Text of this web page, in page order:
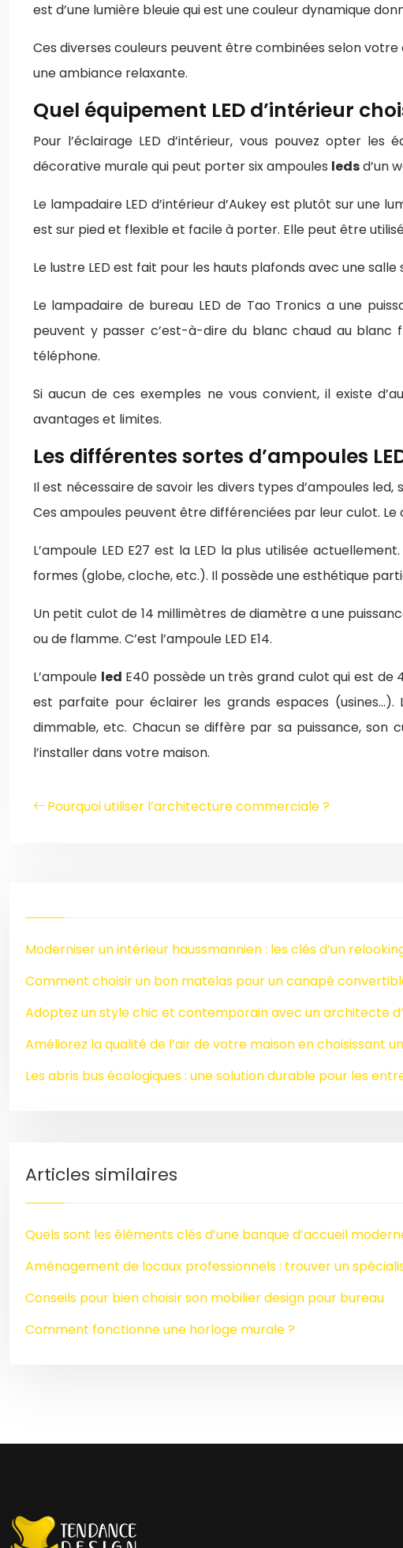
est d’une lumière bleuie qui est une couleur dynamique
Ces diverses couleurs peuvent être combinées selon
une ambiance relaxante.
Quel équipement LED d’intérieur
Pour l’éclairage LED d’intérieur, vous pouvez opter les
décorative murale qui peut porter six ampoules ledsd’un
Le lampadaire LED d’intérieur d’Aukey est plutôt sur une
est sur pied et flexible et facile à porter. Elle peut être
Le lustre LED est fait pour les hauts plafonds avec une
Le lampadaire de bureau LED de Tao Tronics a une
peuvent y passer c’est-à-dire du blanc chaud au blanc
téléphone.
Si aucun de ces exemples ne vous convient, il existe
avantages et limites.
Les différentes sortes d’ampoules
Il est nécessaire de savoir les divers types d’ampoules
Ces ampoules peuvent être différenciées par leur culot.
L’ampoule LED E27 est la LED la plus utilisée
formes (globe, cloche, etc.). Il possède une esthétique
Un petit culot de 14 millimètres de diamètre a une
ou de flamme. C’est l’ampoule LED E14.
L’ampoule led E40 possède un très grand culot qui est de
est parfaite pour éclairer les grands espaces (usines…).
dimmable, etc. Chacun se diffère par sa puissance, son
l’installer dans votre maison.
Pourquoi utiliser l’architecture commerciale ?
Moderniser un intérieur haussmannien : les clés d’un
Comment choisir un bon matelas pour un canapé
Adoptez un style chic et contemporain avec un architecte
Améliorez la qualité de l’air de votre maison en choisissant
Les abris bus écologiques : une solution durable pour les
Articles similaires
Quels sont les éléments clés d’une banque d’accueil
Aménagement de locaux professionnels : trouver un
Conseils pour bien choisir son mobilier design pour bureau
Comment fonctionne une horloge murale ?